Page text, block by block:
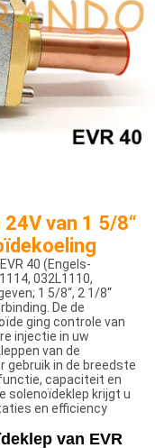
24V van 1 5/8“
40 (Engels-
032L1110,
1 5/8“, 2 1/8“
De de
ging controle van
injectie in uw
van de
gebruik in de breedste
capaciteit en
solenoïdeklep krijgt u
en efficiency
van EVR